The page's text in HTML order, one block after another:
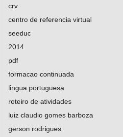
crv
centro de referencia virtual
seeduc
2014
pdf
formacao continuada
lingua portuguesa
roteiro de atividades
luiz claudio gomes barboza
gerson rodrigues